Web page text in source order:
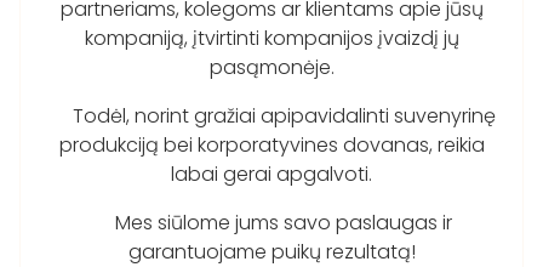
partneriams, kolegoms ar klientams apie jūsų
kompaniją, įtvirtinti kompanijos įvaizdį jų
pasąmonėje.
Todėl, norint gražiai apipavidalinti suvenyrinę
produkciją bei korporatyvines dovanas, reikia
labai gerai apgalvoti.
Mes siūlome jums savo paslaugas ir
garantuojame puikų rezultatą!